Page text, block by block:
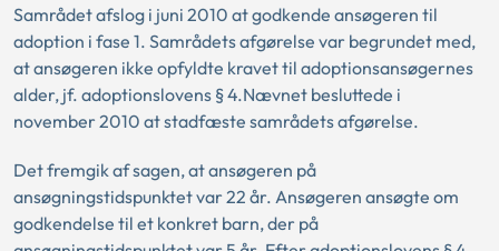
Samrådet afslog i juni 2010 at godkende ansøgeren til
adoption i fase 1. Samrådets afgørelse var begrundet med,
at ansøgeren ikke opfyldte kravet til adoptionsansøgernes
alder, jf. adoptionslovens § 4.Nævnet besluttede i
november 2010 at stadfæste samrådets afgørelse.
Det fremgik af sagen, at ansøgeren på
ansøgningstidspunktet var 22 år. Ansøgeren ansøgte om
godkendelse til et konkret barn, der på